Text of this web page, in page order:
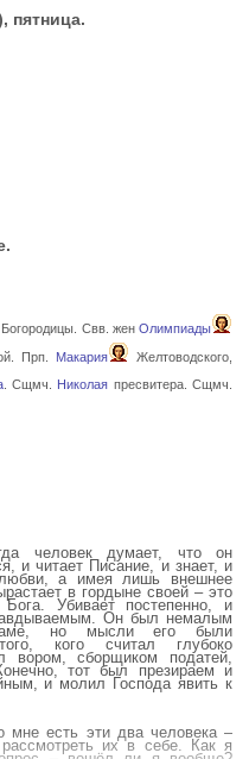
пятница.
Богородицы. Свв. женОлимпиады
Прп. Макария
Желтоводского,
. Сщмч. Николая пресвитера. Сщмч.
человек думает, что он
и читает Писание, и знает, и
а имея лишь внешнее
в гордыне своей – это
Убивает постепенно, и
Он был немалым
но мысли его были
кого считал глубоко
вором, сборщиком податей,
тот был презираем и
и молил Господа явить к
есть эти два человека –
их в себе. Как я